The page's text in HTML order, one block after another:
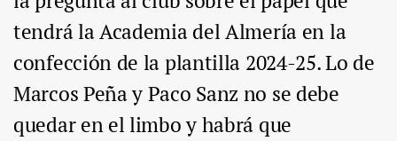
tendrá la Academia del Almería en la
confección de la plantilla 2024-25. Lo de
Marcos Peña y Paco Sanz no se debe
quedar en el limbo y habrá que